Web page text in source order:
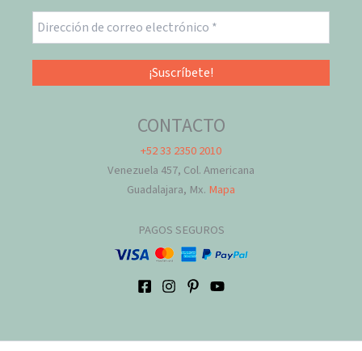
CONTACTO
+52 33 2350 2010
Venezuela 457, Col. Americana
Guadalajara, Mx. Mapa
PAGOS SEGUROS